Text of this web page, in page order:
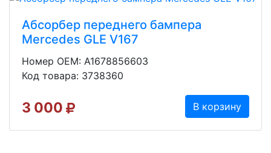
Абсорбер переднего бампера
Mercedes GLE V167
Номер OEM: A1678856603
Код товара: 3738360
3 000 В корзину